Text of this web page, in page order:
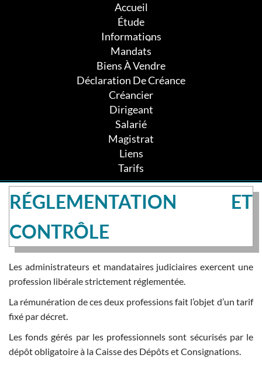
Accueil
Étude
Informations
Mandats
Biens À Vendre
Déclaration De Créance
Créancier
Dirigeant
Salarié
Magistrat
Liens
Tarifs
RÉGLEMENTATION ET
CONTRÔLE
Les administrateurs et mandataires judiciaires exercent une
profession libérale strictement réglementée.
La rémunération de ces deux professions fait l’objet d’un tarif
fixé par décret.
Les fonds gérés par les professionnels sont sécurisés par le
dépôt obligatoire à la Caisse des Dépôts et Consignations.